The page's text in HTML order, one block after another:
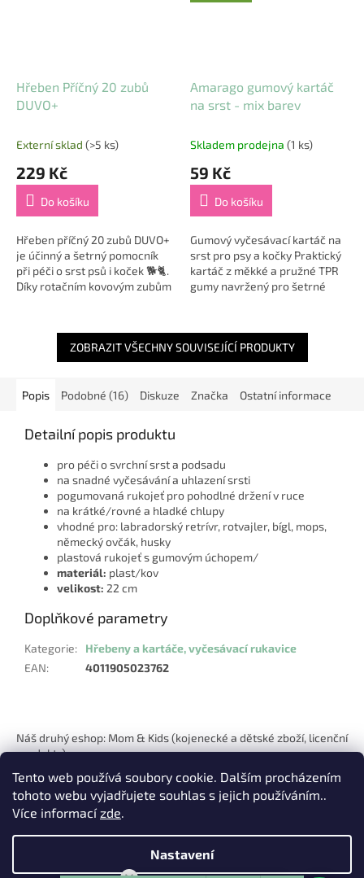
Tento web používá soubory cookie. Dalším procházením
tohoto webu vyjadřujete souhlas s jejich používáním..
Více informacízde.
Nastavení
Hřeben Příčný 20 zubů
DUVO+
Externí sklad (>5 ks)
229 Kč
Do košíku
Hřeben příčný 20 zubů DUVO+
je účinný a šetrný pomocník
při péči o srst psů i koček 🐕🐈.
Díky rotačním kovovým zubům
Amarago gumový kartáč
na srst - mix barev
Skladem prodejna (1 ks)
59 Kč
Do košíku
Gumový vyčesávací kartáč na
srst pro psy a kočky Praktický
kartáč z měkké a pružné TPR
gumy navržený pro šetrné
kůže. Jemné...
ZOBRAZIT VŠECHNY SOUVISEJÍCÍ PRODUKTY
Popis Podobné (16) Diskuze Značka Ostatní informace
Detailní popis produktu
pro péči o svrchní srst a podsadu
na snadné vyčesávání a uhlazení srsti
pogumovaná rukojeť pro pohodlné držení v ruce
na krátké/rovné a hladké chlupy
vhodné pro: labradorský retrívr, rotvajler, bígl, mops,
německý ovčák, husky
plastová rukojeť s gumovým úchopem/
materiál: plast/kov
velikost: 22 cm
Doplňkové parametry
Kategorie:
Hřebeny a kartáče, vyčesávací rukavice
EAN: 4011905023762
p
Náš druhý eshop: Mom & Kids (kojenecké a dětské zboží, licenční
produkty)
Vytvořil Shoptet